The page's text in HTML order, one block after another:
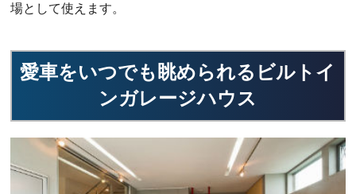
場として使えます。
愛車をいつでも眺められるビルトイ
ンガレージハウス